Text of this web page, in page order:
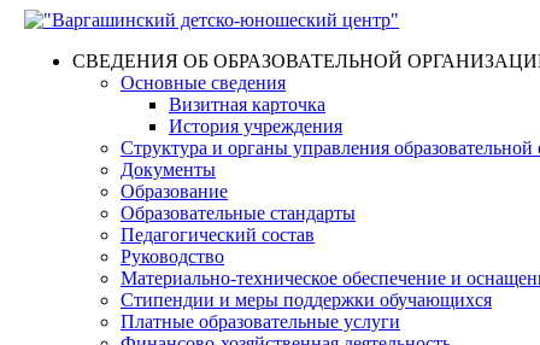
СВЕДЕНИЯ ОБ ОБРАЗОВАТЕЛЬНОЙ
Основные сведения
Визитная карточка
История учреждения
Структура и органы управления образовательной
Документы
Образование
Образовательные стандарты
Педагогический состав
Руководство
Материально-техническое обеспечение и
Стипендии и меры поддержки обучающихся
Платные образовательные услуги